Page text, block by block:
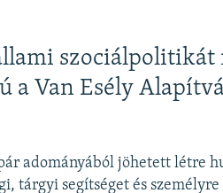
a Van Esély
adományából jöhetett létre
tárgyi segítséget és